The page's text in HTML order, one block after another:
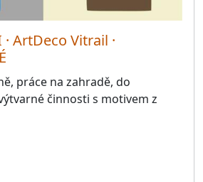
ArtDeco Vitrail ·
práce na zahradě, do
činnosti s motivem z